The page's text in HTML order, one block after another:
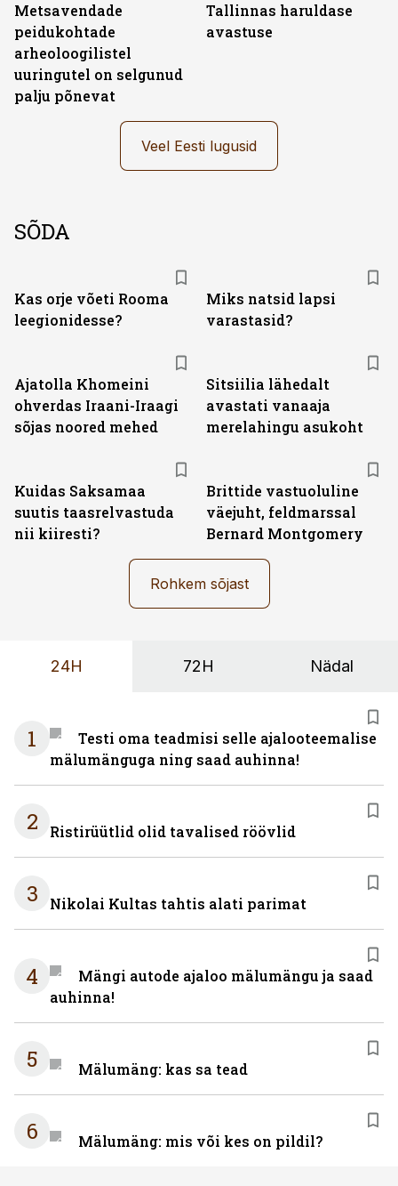
Metsavendade
peidukohtade
arheoloogilistel
uuringutel on selgunud
palju põnevat
Tallinnas haruldase
avastuse
Veel Eesti lugusid
SÕDA
Kas orje võeti Rooma
leegionidesse?
Miks natsid lapsi
varastasid?
Ajatolla Khomeini
ohverdas Iraani-Iraagi
sõjas noored mehed
Sitsiilia lähedalt
avastati vanaaja
merelahingu asukoht
Kuidas Saksamaa
suutis taasrelvastuda
nii kiiresti?
Brittide vastuoluline
väejuht, feldmarssal
Bernard Montgomery
Rohkem sõjast
24H 72H Nädal
1
Testi oma teadmisi selle ajalooteemalise
mälumänguga ning saad auhinna!
2 Ristirüütlid olid tavalised röövlid
3 Nikolai Kultas tahtis alati parimat
4
Mängi autode ajaloo mälumängu ja saad
auhinna!
5 Mälumäng: kas sa tead
6 Mälumäng: mis või kes on pildil?